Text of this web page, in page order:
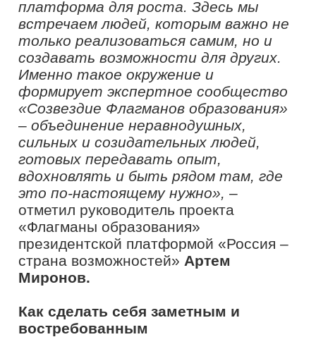
Как сделать себя заметным и
востребованным
На мастер-лекции «Заяви о себе!»
участники вместе с экспертом
«Созвездия Флагманов образования»,
заместителем директора по
методической и профильной работе
«Центра дополнительного
образования «Алые паруса» города
НовосибирскаНатальей Шестаковой
разобрали принципы построения
личного бренда: от осознания
собственных сильных сторон до
точного позиционирования.
«Заявить о себе и стать
востребованным в любой сфере
сегодня невозможно без глубокой
проработки своего личного и
как единства целей, ценностей и
доносимых до аудитории смыслов–
как в реальной жизни, так и в